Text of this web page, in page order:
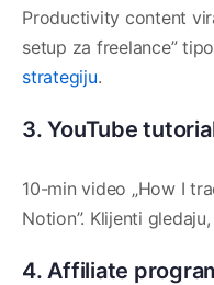
Productivity content
setup za freelance”
strategiju.
3. YouTube
10-min video „How I
Notion”. Klijenti
4. Affiliate